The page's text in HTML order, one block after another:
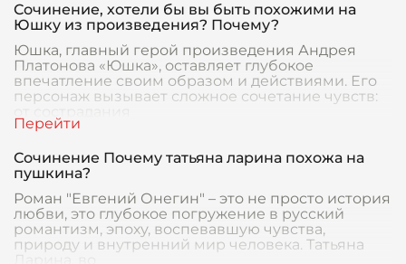
Сочинение, хотели бы вы быть похожими на
Юшку из произведения? Почему?
Юшка, главный герой произведения Андрея
Платонова «Юшка», оставляет глубокое
впечатление своим образом и действиями. Его
персонаж вызывает сложное сочетание чувств:
Сочинение Почему татьяна ларина похожа на
пушкина?
Роман "Евгений Онегин" – это не просто история
любви, это глубокое погружение в русский
романтизм, эпоху, воспевавшую чувства,
природу и внутренний мир человека. Татьяна